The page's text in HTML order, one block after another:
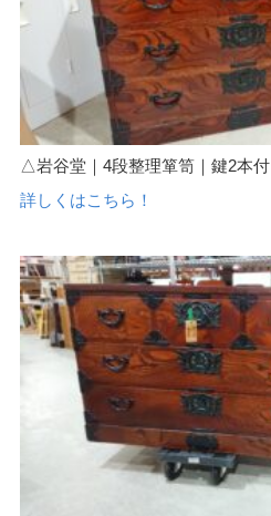
△岩谷堂｜4段整理箪笥｜鍵2本付
詳しくはこちら！